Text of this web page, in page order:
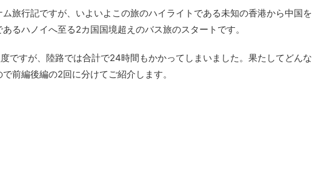
旅行記ですが、いよいよこの旅のハイライトである未知の香港から中国を
るハノイへ至る2カ国国境超えのバス旅のスタートです。
ですが、陸路では合計で24時間もかかってしまいました。果たしてどんな
前編後編の2回に分けてご紹介します。